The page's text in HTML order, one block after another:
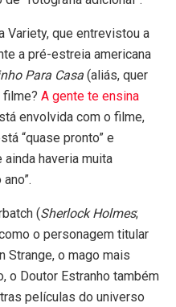
Variety, que entrevistou a
a pré-estreia americana
Para Casa (aliás, quer
A gente te ensina
envolvida com o filme,
“quase pronto” e
haveria muita
(Sherlock Holmes;
o personagem titular
Strange, o mago mais
o Doutor Estranho também
películas do universo